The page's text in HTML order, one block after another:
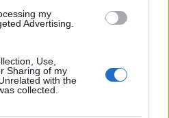
my
Advertising.
Use,
Sharing of my
with the
collected.
elsők között ...